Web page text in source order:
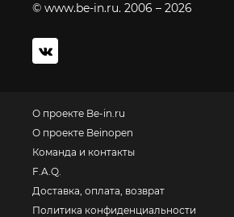
© www.be-in.ru. 2006 – 2026
О проекте Be-in.ru
О проекте Beinopen
Команда и контакты
F.A.Q.
Доставка, оплата, возврат
Политика конфиденциальности